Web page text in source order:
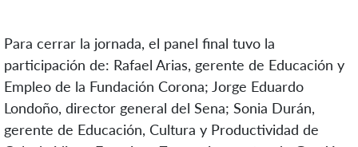
Para cerrar la jornada, el panel final tuvo la
participación de: Rafael Arias, gerente de Educación y
Empleo de la Fundación Corona; Jorge Eduardo
Londoño, director general del Sena; Sonia Durán,
gerente de Educación, Cultura y Productividad de